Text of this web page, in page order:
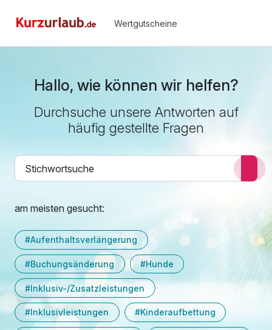
Wertgutscheine
Hallo, wie können wir helfen?
Durchsuche unsere Antworten auf
häufig gestellte Fragen
am meisten gesucht:
#Aufenthaltsverlängerung
#Buchungsänderung #Hunde
#Inklusiv-/Zusatzleistungen
#Inklusivleistungen #Kinderaufbettung